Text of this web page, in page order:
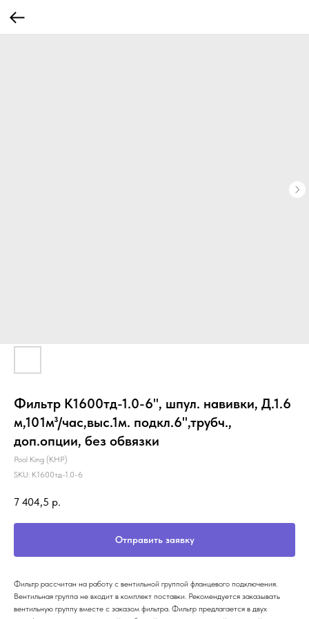
Фильтр K1600тд-1.0-6", шпул. навивки, Д.1.6
м,101м³/час,выс.1м. подкл.6",трубч.,
доп.опции, без обвязки
Pool King (КНР)
SKU: K1600тд-1.0-6
7 404,5 р.
Отправить заявку
Фильтр рассчитан на работу с вентильной группой фланцевого подключения.
Вентильная группа не входит в комплект поставки. Рекомендуется заказывать
вентильную группу вместе с заказом фильтра. Фильтр предлагается в двух